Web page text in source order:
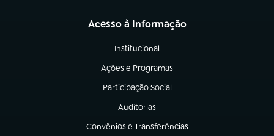
Acesso à Informação
Institucional
(abre em nova aba)
Ações e Programas
(abre em nova aba)
Participação Social
(abre em nova aba)
Auditorias
(abre em nova aba)
Convênios e Transferências
(abre em nova aba)